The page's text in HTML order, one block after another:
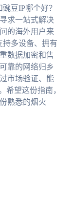
豆IP哪个好？
求一站式解决
的海外用户来
持多设备、拥有
数据加密和售
靠的网络归乡
市场验证、能
希望这份指南，
熟悉的烟火